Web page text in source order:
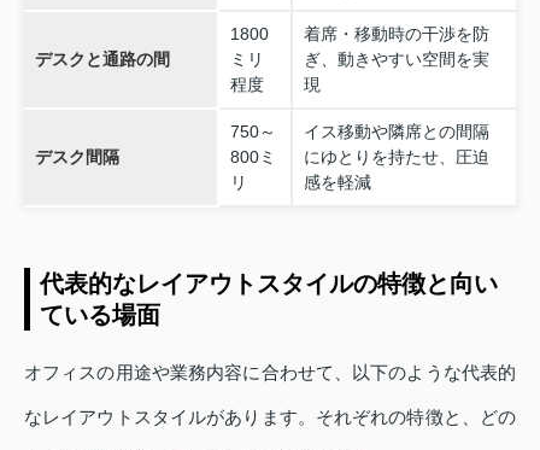
デスクと通路の間
1800
ミリ
程度
着席・移動時の干渉を防
ぎ、動きやすい空間を実
現
デスク間隔
750～
800ミ
リ
イス移動や隣席との間隔
にゆとりを持たせ、圧迫
感を軽減
代表的なレイアウトスタイルの特徴と向い
ている場面
オフィスの用途や業務内容に合わせて、以下のような代表的
なレイアウトスタイルがあります。それぞれの特徴と、どの